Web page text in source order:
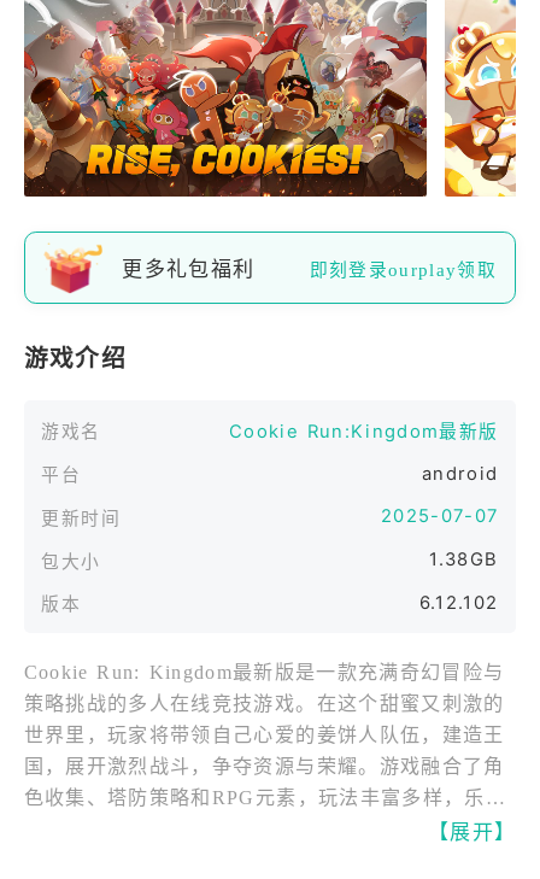
更多礼包福利 即刻登录ourplay领取
游戏介绍
游戏名
Cookie Run:Kingdom最新版
平台
android
更新时间 2025-07-07
包大小 1.38GB
版本 6.12.102
Cookie Run: Kingdom最新版是一款充满奇幻冒险与
策略挑战的多人在线竞技游戏。在这个甜蜜又刺激的
世界里，玩家将带领自己心爱的姜饼人队伍，建造王
国，展开激烈战斗，争夺资源与荣耀。游戏融合了角
色收集、塔防策略和RPG元素，玩法丰富多样，乐趣
【展开】